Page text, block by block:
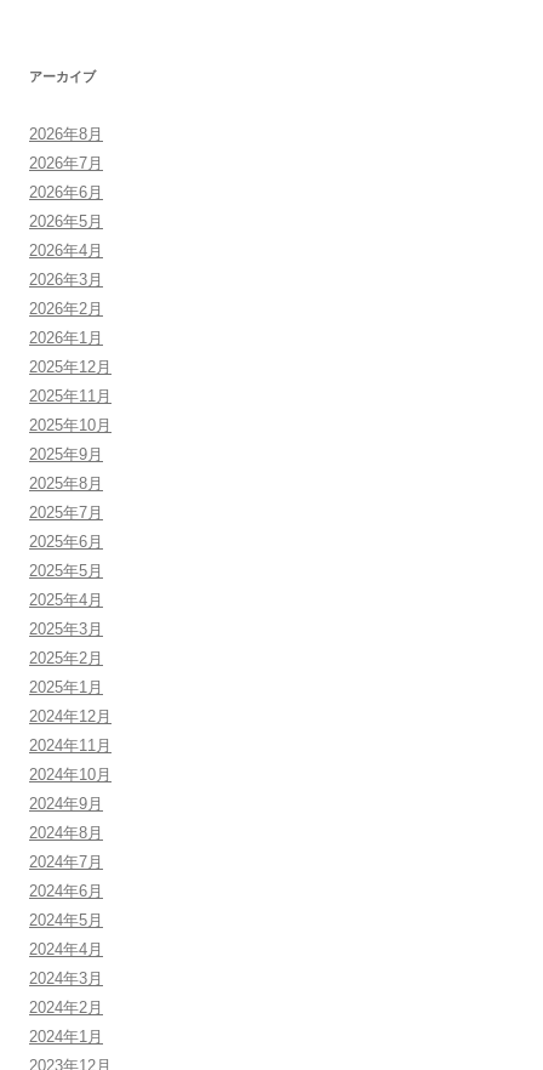
アーカイブ
2026年8月
2026年7月
2026年6月
2026年5月
2026年4月
2026年3月
2026年2月
2026年1月
2025年12月
2025年11月
2025年10月
2025年9月
2025年8月
2025年7月
2025年6月
2025年5月
2025年4月
2025年3月
2025年2月
2025年1月
2024年12月
2024年11月
2024年10月
2024年9月
2024年8月
2024年7月
2024年6月
2024年5月
2024年4月
2024年3月
2024年2月
2024年1月
2023年12月